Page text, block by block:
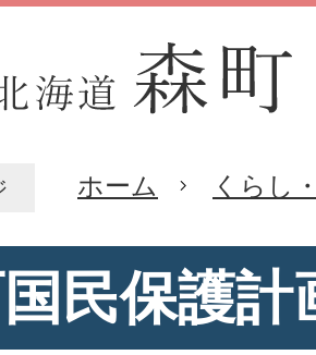
ホーム くらし
民保護計